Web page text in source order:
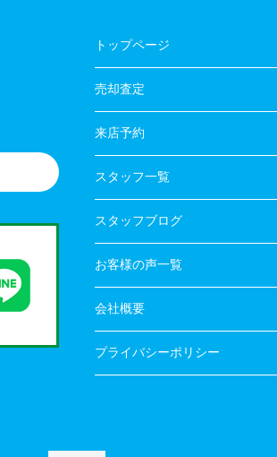
トップページ
売却査定
来店予約
スタッフ一覧
スタッフブログ
お客様の声一覧
会社概要
プライバシーポリシー